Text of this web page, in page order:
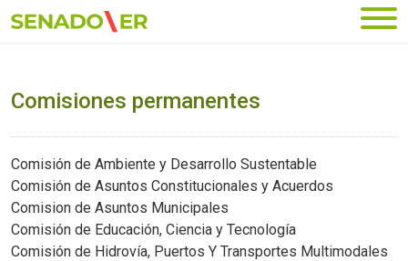
Ir al menú principal
Comisiones permanentes
Comisión de Ambiente y Desarrollo Sustentable
Comisión de Asuntos Constitucionales y Acuerdos
Comision de Asuntos Municipales
Comisión de Educación, Ciencia y Tecnología
Comisión de Hidrovía, Puertos Y Transportes Multimodales